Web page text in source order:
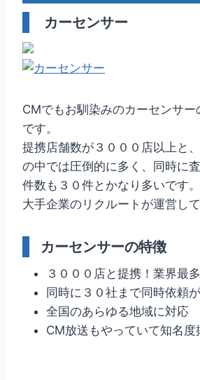
カーセンサー
CMでもお馴染みのカーセンサー
です。
提携店舗数が３０００店以上と
の中では圧倒的に多く、同時に
件数も３０件とかなり多いです。
大手企業のリクルートが運営して
カーセンサーの特徴
３０００店と提携！業界最多
同時に３０社まで同時依頼
全国のあらゆる地域に対応
CM放送もやっていて知名度